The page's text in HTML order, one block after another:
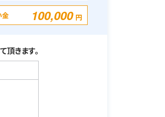
金 100,000 円
きます。